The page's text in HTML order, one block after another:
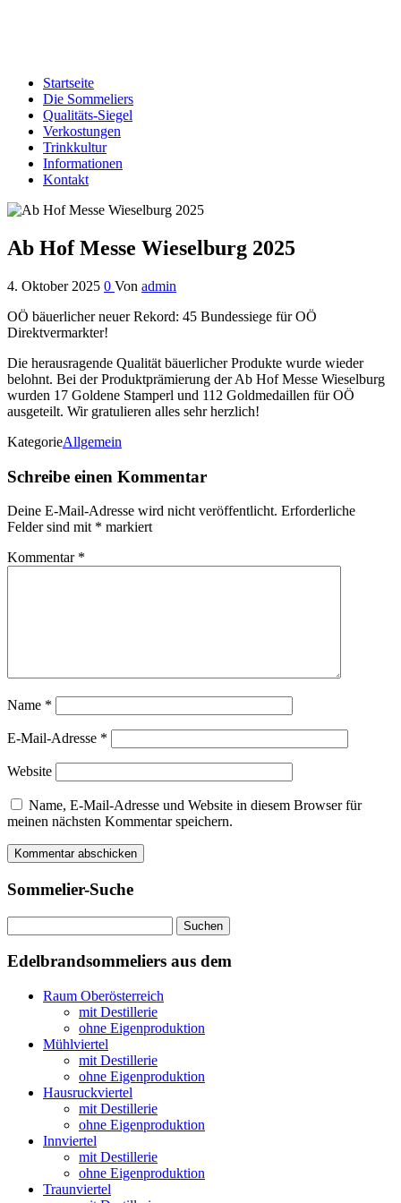
Startseite
Die Sommeliers
Qualitäts-Siegel
Verkostungen
Trinkkultur
Informationen
Kontakt
Ab Hof Messe Wieselburg 2025
4. Oktober 2025 0 Von admin
OÖ bäuerlicher neuer Rekord: 45 Bundessiege für OÖ
Direktvermarkter!
Die herausragende Qualität bäuerlicher Produkte wurde wieder
belohnt. Bei der Produktprämierung der Ab Hof Messe Wieselburg
wurden 17 Goldene Stamperl und 112 Goldmedaillen für OÖ
ausgeteilt. Wir gratulieren alles sehr herzlich!
KategorieAllgemein
Schreibe einen Kommentar
Deine E-Mail-Adresse wird nicht veröffentlicht. Erforderliche
Felder sind mit * markiert
Kommentar *
Name *
E-Mail-Adresse *
Website
Name, E-Mail-Adresse und Website in diesem Browser für
meinen nächsten Kommentar speichern.
Sommelier-Suche
nach:
Edelbrandsommeliers aus dem
Raum Oberösterreich
mit Destillerie
ohne Eigenproduktion
Mühlviertel
mit Destillerie
ohne Eigenproduktion
Hausruckviertel
mit Destillerie
ohne Eigenproduktion
Innviertel
mit Destillerie
ohne Eigenproduktion
Traunviertel